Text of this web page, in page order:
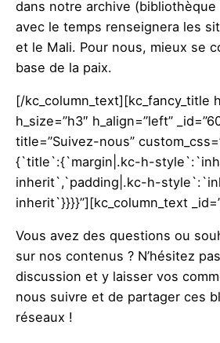
dans notre archive (bibliothèque
avec le temps renseignera les
et le Mali. Pour nous, mieux se
base de la paix.
[/kc_column_text][kc_fancy_title
h_size=”h3″ h_align=”left”
title=”Suivez-nous”
{`title`:{`margin|.kc-h-
inherit`,`padding|.kc-h-
inherit`}}}}”][kc_column_text
Vous avez des questions ou
sur nos contenus ? N’hésitez
discussion et y laisser vos
nous suivre et de partager ces
réseaux !